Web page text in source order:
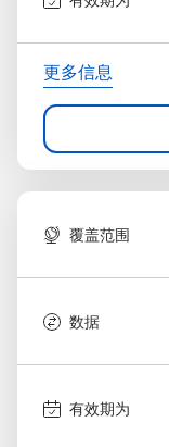
更多信息
覆盖范围
数据
有效期为